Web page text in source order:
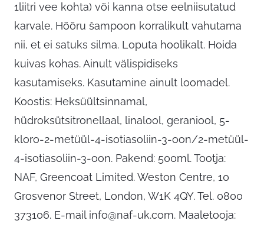
1liitri vee kohta) või kanna otse eelniisutatud
karvale. Hõõru šampoon korralikult vahutama
nii, et ei satuks silma. Loputa hoolikalt. Hoida
kuivas kohas. Ainult välispidiseks
kasutamiseks. Kasutamine ainult loomadel.
Koostis: Heksüültsinnamal,
hüdroksütsitronellaal, linalool, geraniool, 5-
kloro-2-metüül-4-isotiasoliin-3-oon/2-metüül-
4-isotiasoliin-3-oon. Pakend: 500ml. Tootja:
NAF, Greencoat Limited. Weston Centre, 10
Grosvenor Street, London, W1K 4QY. Tel. 0800
373106. E-mail info@naf-uk.com. Maaletooja: